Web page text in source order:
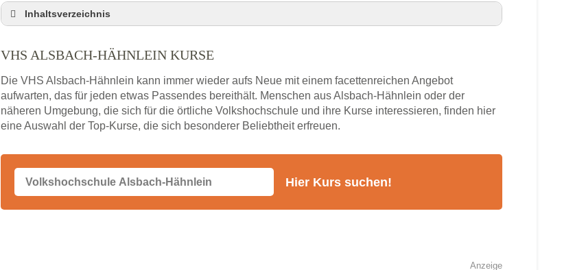
Inhaltsverzeichnis
3 Tipps
VHS Alsbach-Hähnlein Kurse
VHS Alsbach-Hähnlein – Öffnungszeiten und Telefonnummer
Stellenangebote der Volkshochschule Alsbach-Hähnlein
Alternativen zum VHS Programm 2026 in Alsbach-Hähnlein
VHS ALSBACH-HÄHNLEIN KURSE
Die VHS Alsbach-Hähnlein kann immer wieder aufs Neue mit einem facettenreichen Angebot
aufwarten, das für jeden etwas Passendes bereithält. Menschen aus Alsbach-Hähnlein oder der
näheren Umgebung, die sich für die örtliche Volkshochschule und ihre Kurse interessieren, finden hier
eine Auswahl der Top-Kurse, die sich besonderer Beliebtheit erfreuen.
Anzeige